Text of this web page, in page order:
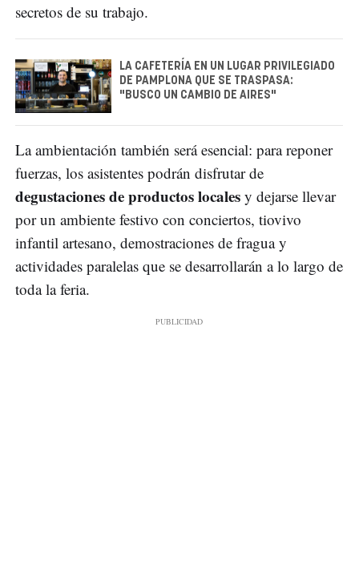
secretos de su trabajo.
LA CAFETERÍA EN UN LUGAR PRIVILEGIADO
DE PAMPLONA QUE SE TRASPASA:
"BUSCO UN CAMBIO DE AIRES"
La ambientación también será esencial: para reponer
fuerzas, los asistentes podrán disfrutar de
degustaciones de productos locales y dejarse llevar
por un ambiente festivo con conciertos, tiovivo
infantil artesano, demostraciones de fragua y
actividades paralelas que se desarrollarán a lo largo de
toda la feria.